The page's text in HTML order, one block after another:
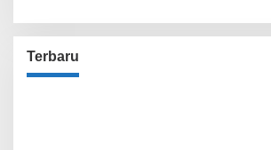
Terbaru